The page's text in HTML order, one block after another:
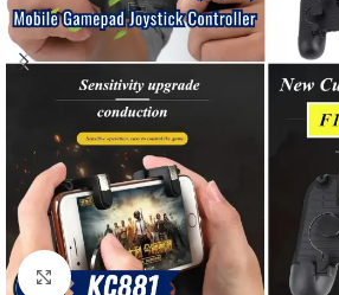
Click to enlarge